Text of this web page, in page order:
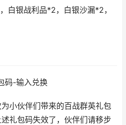
白银战利品*2，白银沙漏*2，
码-输入兑换
小伙伴们带来的百战群英礼包
礼包码失效了，伙伴们请移步